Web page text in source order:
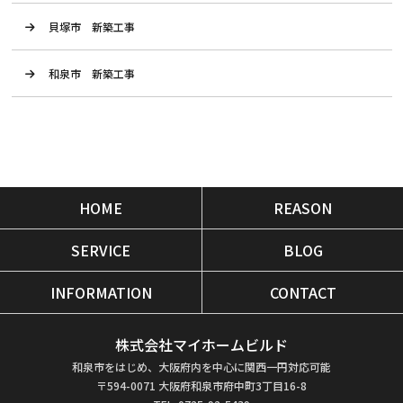
貝塚市 新築工事
和泉市 新築工事
HOME
REASON
SERVICE
BLOG
INFORMATION
CONTACT
株式会社マイホームビルド
和泉市をはじめ、大阪府内を中心に関西一円対応可能
〒594-0071 大阪府和泉市府中町3丁目16-8